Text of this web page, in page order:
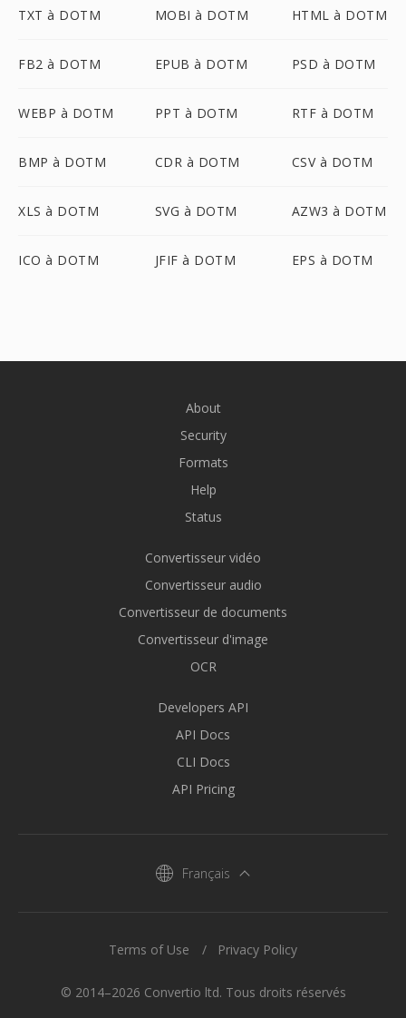
TXT à DOTM MOBI à DOTM HTML à DOTM
FB2 à DOTM EPUB à DOTM PSD à DOTM
WEBP à DOTM PPT à DOTM RTF à DOTM
BMP à DOTM CDR à DOTM CSV à DOTM
XLS à DOTM SVG à DOTM AZW3 à DOTM
ICO à DOTM JFIF à DOTM EPS à DOTM
About
Security
Formats
Help
Status
Convertisseur vidéo
Convertisseur audio
Convertisseur de documents
Convertisseur d'image
OCR
Developers API
API Docs
CLI Docs
API Pricing
Français
© 2014–2026 Convertio ltd. Tous droits réservés
Terms of Use Privacy Policy